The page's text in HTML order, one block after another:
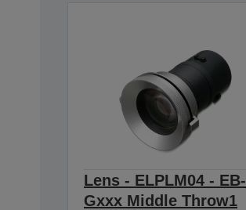
Lens - ELPLM04 - EB-
Gxxx Middle Throw1